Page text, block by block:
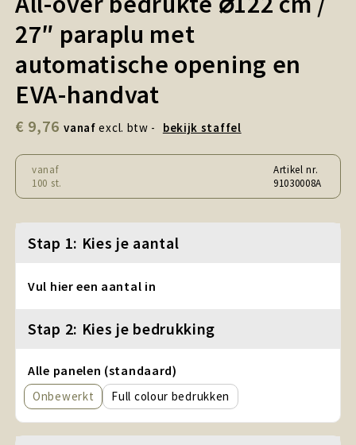
Snoepgoed en Koek
Sport, Spel en Speelgoed
Strand en Zomer
Technologie
Tassen
Textiel, Kleding en Caps
Wijngeschenken
27″ paraplu met
automatische opening en
EVA-handvat
€ 9,76 vanaf excl. btw - bekijk staffel
vanaf
100 st.
Artikel nr.
91030008A
Stap 1: Kies je aantal
Vul hier een aantal in
Stap 2: Kies je bedrukking
Alle panelen (standaard)
Onbewerkt Full colour